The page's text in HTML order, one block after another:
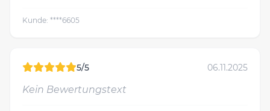
Kunde: ****6605
5/5 06.11.2025
Kein Bewertungstext